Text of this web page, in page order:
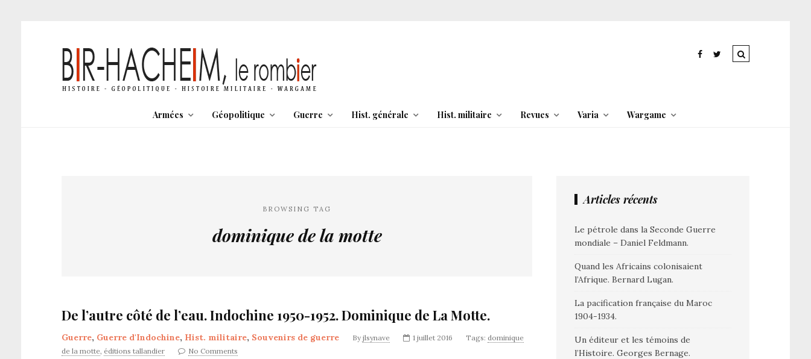
Armées Géopolitique Guerre Hist. générale Hist. militaire Revues Varia Wargame
BROWSING TAG
dominique de la motte
De l’autre côté de l’eau. Indochine 1950-1952. Dominique de La Motte.
Guerre, Guerre d'Indochine, Hist. militaire, Souvenirs de guerre By jlsynave 1 juillet 2016 Tags: dominique
de la motte, éditions tallandier No Comments
Articles récents
Le pétrole dans la Seconde Guerre
mondiale – Daniel Feldmann.
Quand les Africains colonisaient
l’Afrique. Bernard Lugan.
La pacification française du Maroc
1904-1934.
Un éditeur et les témoins de
l’Histoire. Georges Bernage.